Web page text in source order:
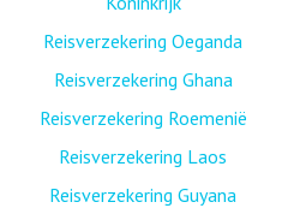
Reisverzekering Oeganda
Reisverzekering Ghana
Reisverzekering Roemenië
Reisverzekering Laos
Reisverzekering Guyana